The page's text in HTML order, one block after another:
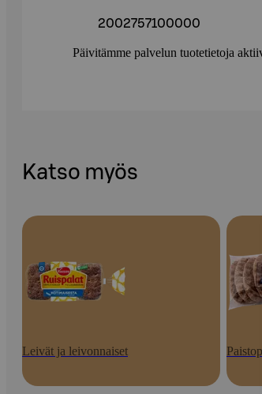
2002757100000
Päivitämme palvelun tuotetietoja
Katso myös
Leivät ja leivonnaiset